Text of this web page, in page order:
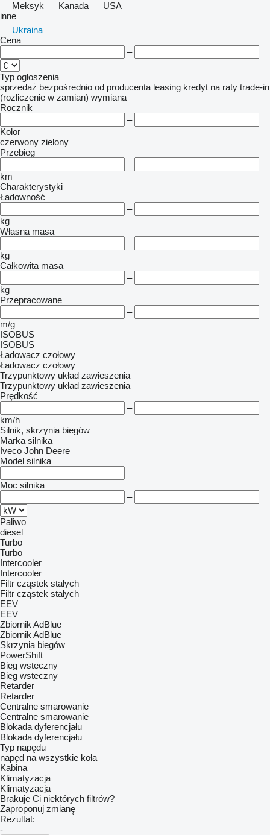
Meksyk
Kanada
USA
inne
Ukraina
Cena
–
Typ ogłoszenia
sprzedaż bezpośrednio od producenta leasing kredyt na raty trade-in
(rozliczenie w zamian) wymiana
Rocznik
–
Kolor
czerwony zielony
Przebieg
–
km
Charakterystyki
Ładowność
–
kg
Własna masa
–
kg
Całkowita masa
–
kg
Przepracowane
–
m/g
ISOBUS
ISOBUS
Ładowacz czołowy
Ładowacz czołowy
Trzypunktowy układ zawieszenia
Trzypunktowy układ zawieszenia
Prędkość
–
km/h
Silnik, skrzynia biegów
Marka silnika
Iveco John Deere
Model silnika
Moc silnika
–
Paliwo
diesel
Turbo
Turbo
Intercooler
Intercooler
Filtr cząstek stałych
Filtr cząstek stałych
EEV
EEV
Zbiornik AdBlue
Zbiornik AdBlue
Skrzynia biegów
PowerShift
Bieg wsteczny
Bieg wsteczny
Retarder
Retarder
Centralne smarowanie
Centralne smarowanie
Blokada dyferencjału
Blokada dyferencjału
Typ napędu
napęd na wszystkie koła
Kabina
Klimatyzacja
Klimatyzacja
Brakuje Ci niektórych filtrów?
Zaproponuj zmianę
Rezultat:
-